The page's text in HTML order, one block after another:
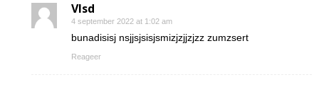
Vlsd
4 september 2022 at 1:02 am
bunadisisj nsjjsjsisjsmizjzjjzjzz zumzsert
Reageer